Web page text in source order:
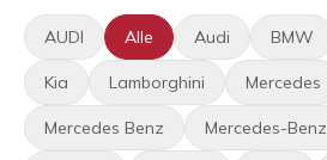
AUDI Alle Audi BMW
Kia Lamborghini Mercedes
Mercedes Benz Mercedes-Benz